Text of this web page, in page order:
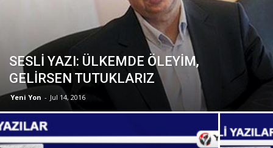
SESLİ YAZI: ÜLKEMDE ÖLEYİM,
GELİRSEN TUTUKLARIZ
Yeni Yon - Jul 14, 2016